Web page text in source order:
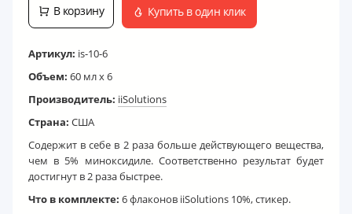
В корзину Купить в один клик
Артикул: is-10-6
Объем: 60 мл х 6
Производитель: iiSolutions
Страна: США
Содержит в себе в 2 раза больше действующего вещества,
чем в 5% миноксидиле. Соответственно результат будет
достигнут в 2 раза быстрее.
Что в комплекте: 6 флаконов iiSolutions 10%, стикер.